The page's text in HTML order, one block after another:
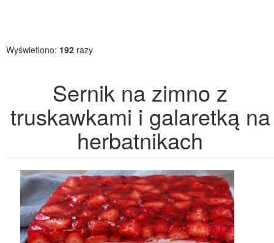
Wyświetlono: 192 razy
Sernik na zimno z
truskawkami i galaretką na
herbatnikach